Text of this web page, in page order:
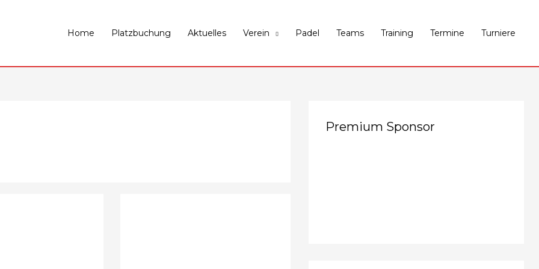
Home Platzbuchung Aktuelles Verein Padel Teams Training Termine Turniere
Premium Sponsor